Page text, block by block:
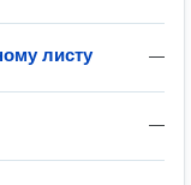
—
листу
—